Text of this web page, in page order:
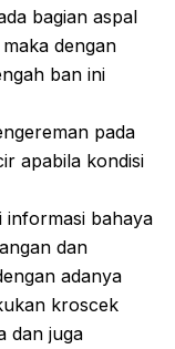
bagian aspal
dengan
ban ini
pada
apabila kondisi
informasi bahaya
dan
adanya
kroscek
dan juga